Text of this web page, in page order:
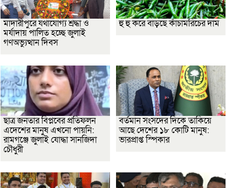
মাদারীপুরে যথাযোগ্য শ্রদ্ধা ও
মর্যাদায় পালিত হচ্ছে জুলাই
গণঅভ্যুত্থান দিবস
হু হু করে বাড়ছে কাঁচামরিচের দাম
ছাত্র জনতার বিপ্লবের প্রতিফলন
এদেশের মানুষ এখনো পায়নি:
রামগঞ্জে জুলাই যোদ্ধা সানজিদা
চৌধুরী
বর্তমান সংসদের দিকে তাকিয়ে
আছে দেশের ১৮ কোটি মানুষ:
ভারপ্রাপ্ত স্পিকার